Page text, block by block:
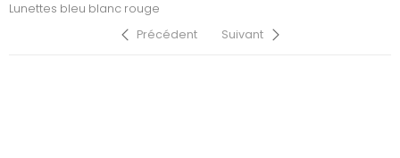
Lunettes bleu blanc rouge
Précédent
Suivant